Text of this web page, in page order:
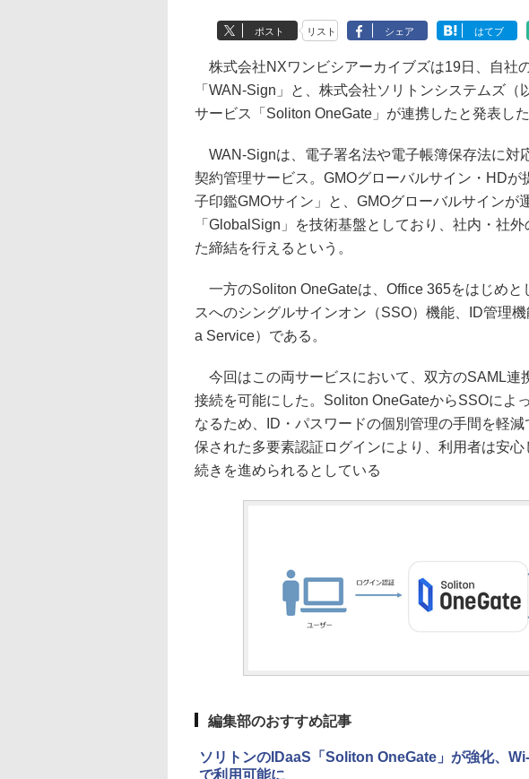
ポスト リスト シェア はてブ
株式会社NXワンビシアーカイブズは19日、自社
「WAN-Sign」と、株式会社ソリトンシステムズ
サービス「Soliton OneGate」が連携したと発表した
WAN-Signは、電子署名法や電子帳簿保存法に対
契約管理サービス。GMOグローバルサイン・HDが
子印鑑GMOサイン」と、GMOグローバルサインが
「GlobalSign」を技術基盤としており、社内・社
た締結を行えるという。
一方のSoliton OneGateは、Office 365をはじめと
スへのシングルサインオン（SSO）機能、ID管理
a Service）である。
今回はこの両サービスにおいて、双方のSAML連
接続を可能にした。Soliton OneGateからSSOによ
なるため、ID・パスワードの個別管理の手間を軽
保された多要素認証ログインにより、利用者は安
続きを進められるとしている
編集部のおすすめ記事
ソリトンのIDaaS「Soliton OneGate」が強化、
で利用可能に